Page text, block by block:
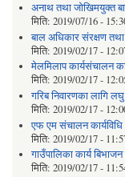
अनाथ तथा जोखिमयुक्त
मिति: 2019/07/16 -
बाल अधिकार संरक्षण तथा
मिति: 2019/02/17 -
मेलमिलाप कार्यसंचालन
मिति: 2019/02/17 -
गरिब निवारणका लागि
मिति: 2019/02/17 -
एफ एम संचालन
मिति: 2019/02/17 -
गाउँपालिका कार्य
मिति: 2019/02/17 -